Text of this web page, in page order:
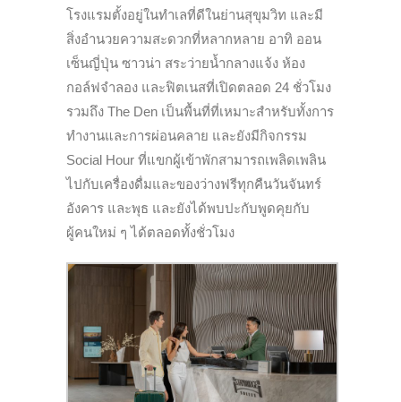
โรงแรมตั้งอยู่ในทำเลที่ดีในย่านสุขุมวิท และมี
สิ่งอำนวยความสะดวกที่หลากหลาย อาทิ ออน
เซ็นญี่ปุ่น ซาวน่า สระว่ายน้ำกลางแจ้ง ห้อง
กอล์ฟจำลอง และฟิตเนสที่เปิดตลอด 24 ชั่วโมง
รวมถึง The Den เป็นพื้นที่ที่เหมาะสำหรับทั้งการ
ทำงานและการผ่อนคลาย และยังมีกิจกรรม
Social Hour ที่แขกผู้เข้าพักสามารถเพลิดเพลิน
ไปกับเครื่องดื่มและของว่างฟรีทุกคืนวันจันทร์
อังคาร และพุธ และยังได้พบปะกับพูดคุยกับ
ผู้คนใหม่ ๆ ได้ตลอดทั้งชั่วโมง